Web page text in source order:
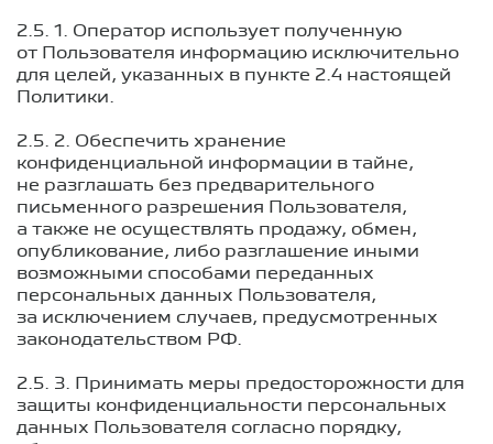
2.5. 1. Оператор использует полученную
от Пользователя информацию исключительно
для целей, указанных в пункте 2.4 настоящей
Политики.
2.5. 2. Обеспечить хранение
конфиденциальной информации в тайне,
не разглашать без предварительного
письменного разрешения Пользователя,
а также не осуществлять продажу, обмен,
опубликование, либо разглашение иными
возможными способами переданных
персональных данных Пользователя,
за исключением случаев, предусмотренных
законодательством РФ.
2.5. 3. Принимать меры предосторожности для
защиты конфиденциальности персональных
данных Пользователя согласно порядку,